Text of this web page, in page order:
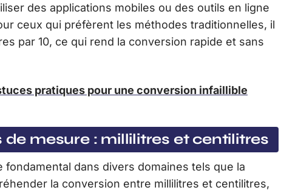
des applications mobiles ou des outils en ligne
ceux qui préfèrent les méthodes traditionnelles, il
par 10, ce qui rend la conversion rapide et sans
pratiques pour une conversion infaillible
mesure : millilitres et centilitres
dans divers domaines tels que la
la conversion entre millilitres et centilitres,